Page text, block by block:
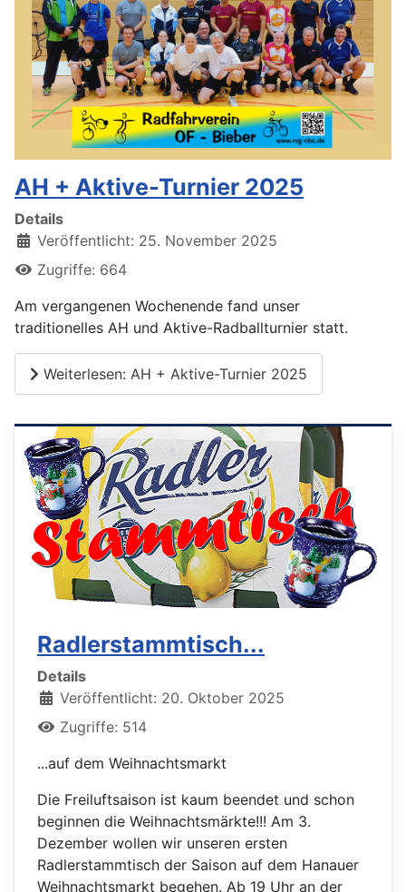
AH + Aktive-Turnier 2025
Details
Veröffentlicht: 25. November 2025
Zugriffe: 664
Am vergangenen Wochenende fand unser
traditionelles AH und Aktive-Radballturnier statt.
Weiterlesen: AH + Aktive-Turnier 2025
Radlerstammtisch...
Details
Veröffentlicht: 20. Oktober 2025
Zugriffe: 514
...auf dem Weihnachtsmarkt
Die Freiluftsaison ist kaum beendet und schon
beginnen die Weihnachtsmärkte!!! Am 3.
Dezember wollen wir unseren ersten
Radlerstammtisch der Saison auf dem Hanauer
Weihnachtsmarkt begehen. Ab 19 Uhr an der